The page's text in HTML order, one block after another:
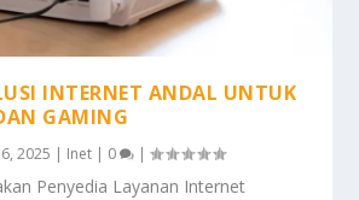
INTERNET ANDAL UNTUK
GAMING
2025 | Inet | 0 |
Penyedia Layanan Internet